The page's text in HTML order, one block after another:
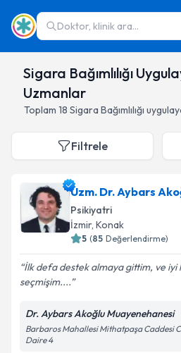
Doktor, klinik ara...
Sigara Bağımlılığı
Uzmanlar
Toplam 18 Sigara Bağımlılığı
Filtrele
Uzm. Dr. Aybars
Psikiyatri
İzmir, Konak
5 (85 Değerlendirme)
İlk defa destek almaya gittim, ve iyi
seçmişim....
Dr. Aybars Akoğlu Muayenehanesi
Barbaros Mahallesi Mithatpaşa Caddesi
Daire 4